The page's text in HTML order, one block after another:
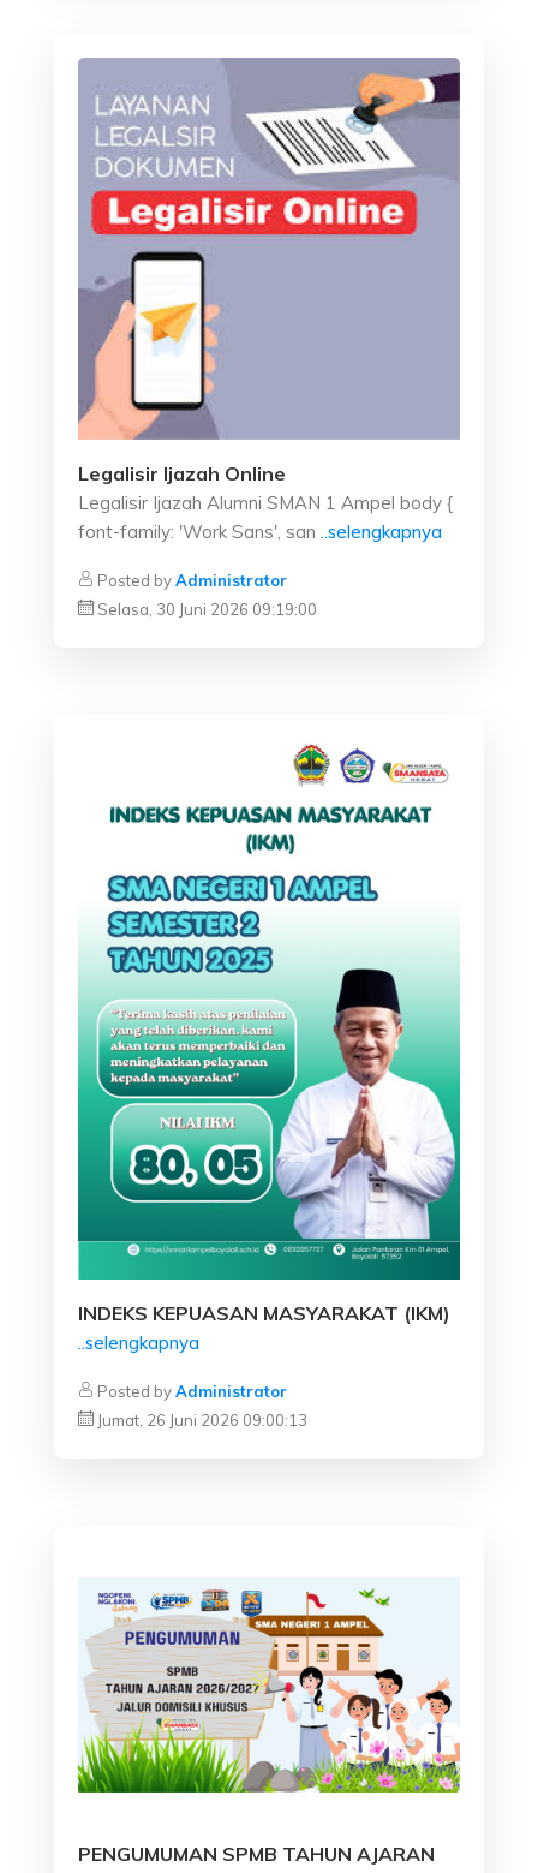
Legalisir Ijazah Online
Legalisir Ijazah Alumni SMAN 1 Ampel body {
font-family: 'Work Sans', san ..selengkapnya
Posted byAdministrator
Selasa, 30 Juni 2026 09:19:00
INDEKS KEPUASAN MASYARAKAT (IKM)
..selengkapnya
Posted byAdministrator
Jumat, 26 Juni 2026 09:00:13
PENGUMUMAN SPMB TAHUN AJARAN